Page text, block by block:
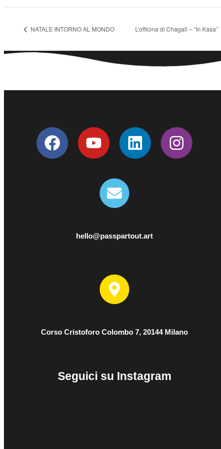
NATALE INTORNO AL MONDO L’officina di Chagall – “In Kasa”
hello@passpartout.art
Corso Cristoforo Colombo 7, 20144 Milano
Seguici su Instagram